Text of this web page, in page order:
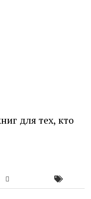
для тех, кто